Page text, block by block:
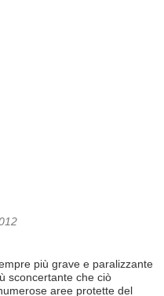
più grave e paralizzante
sconcertante che ciò
aree protette del